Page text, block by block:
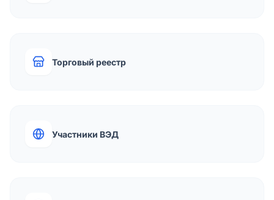
Торговый реестр
Участники ВЭД